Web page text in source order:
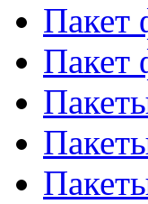
Пакет
Пакет